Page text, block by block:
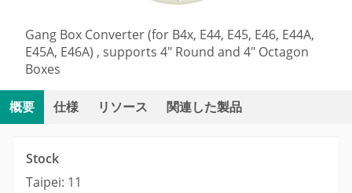
Gang Box Converter (for B4x, E44, E45, E46, E44A,
E45A, E46A) , supports 4" Round and 4" Octagon
Boxes
概要 仕様 リソース 関連した製品
Stock
Taipei: 11